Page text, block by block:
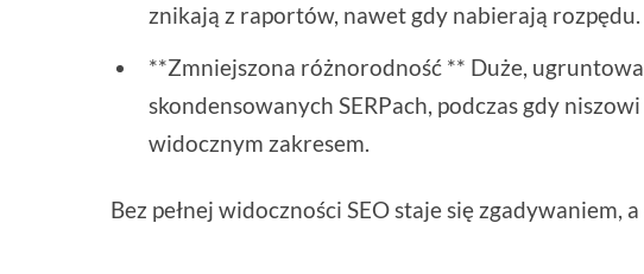
znikają z raportów, nawet gdy nabierają rozpędu.
**Zmniejszona różnorodność ** Duże,
skondensowanych SERPach, podczas gdy
widocznym zakresem.
Bez pełnej widoczności SEO staje się